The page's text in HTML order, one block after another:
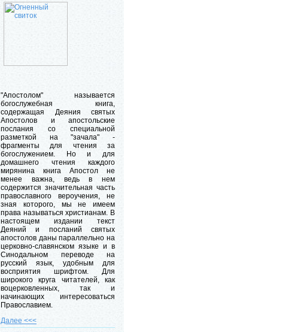
"Апостолом" называется
богослужебная книга,
содержащая Деяния святых
Апостолов и апостольские
послания со специальной
разметкой на "зачала" -
фрагменты для чтения за
богослужением. Но и для
домашнего чтения каждого
мирянина книга Апостол не
менее важна, ведь в нем
содержится значительная часть
православного вероучения, не
зная которого, мы не имеем
права называться христианам. В
настоящем издании текст
Деяний и посланий святых
апостолов даны параллельно на
церковно-славянском языке и в
Синодальном переводе на
русский язык, удобным для
восприятия шрифтом. Для
широкого круга читателей, как
воцерковленных, так и
начинающих интересоваться
Православием.
Далее <<<